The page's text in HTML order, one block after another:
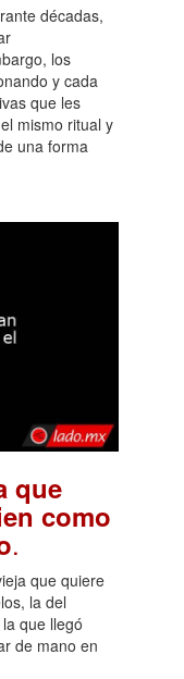
décadas,
los
y cada
que les
mismo ritual y
una forma
que
como
.
que quiere
la del
que llegó
de mano en